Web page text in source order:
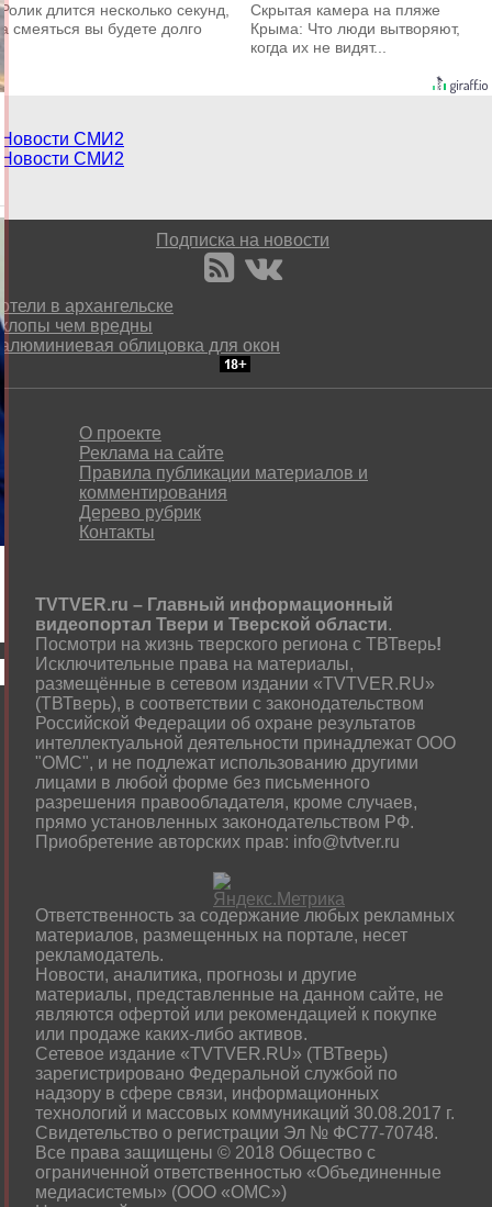
Ролик длится несколько секунд,
а смеяться вы будете долго
Скрытая камера на пляже
Крыма: Что люди вытворяют,
когда их не видят...
Новости СМИ2
Новости СМИ2
Подписка на новости
отели в архангельске
клопы чем вредны
алюминиевая облицовка для окон
О проекте
Реклама на сайте
Правила публикации материалов и
комментирования
Дерево рубрик
Контакты
TVTVER.ru – Главный информационный
видеопортал Твери и Тверской области.
Посмотри на жизнь тверского региона с ТВТверь!
Исключительные права на материалы,
размещённые в сетевом издании «TVTVER.RU»
(ТВТверь), в соответствии с законодательством
Российской Федерации об охране результатов
интеллектуальной деятельности принадлежат ООО
"ОМС", и не подлежат использованию другими
лицами в любой форме без письменного
разрешения правообладателя, кроме случаев,
прямо установленных законодательством РФ.
Приобретение авторских прав: info@tvtver.ru
Ответственность за содержание любых рекламных
материалов, размещенных на портале, несет
рекламодатель.
Новости, аналитика, прогнозы и другие
материалы, представленные на данном сайте, не
являются офертой или рекомендацией к покупке
или продаже каких-либо активов.
Сетевое издание «TVTVER.RU» (ТВТверь)
зарегистрировано Федеральной службой по
надзору в сфере связи, информационных
технологий и массовых коммуникаций 30.08.2017 г.
Свидетельство о регистрации Эл № ФС77-70748.
Все права защищены © 2018 Общество с
ограниченной ответственностью «Объединенные
медиасистемы» (ООО «ОМС»)